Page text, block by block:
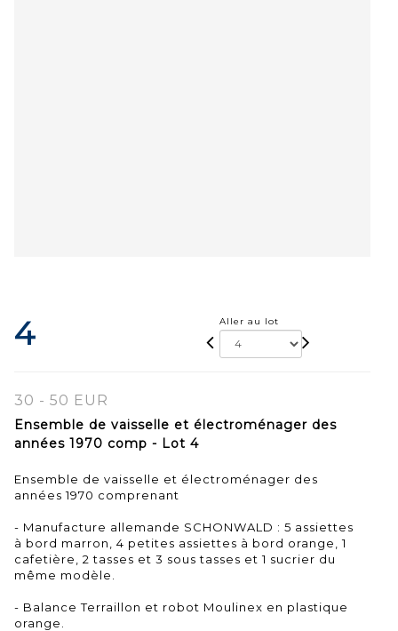
4 Aller au lot
30 - 50 EUR
Ensemble de vaisselle et électroménager des
années 1970 comp - Lot 4
Ensemble de vaisselle et électroménager des
années 1970 comprenant
- Manufacture allemande SCHONWALD : 5 assiettes
à bord marron, 4 petites assiettes à bord orange, 1
cafetière, 2 tasses et 3 sous tasses et 1 sucrier du
même modèle.
- Balance Terraillon et robot Moulinex en plastique
orange.